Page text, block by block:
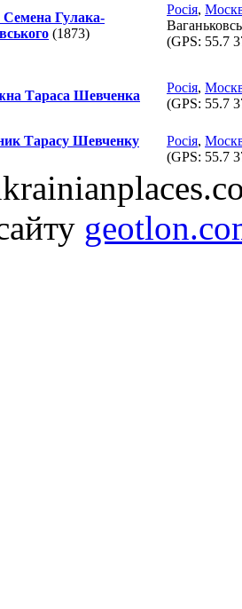
Гулака-
(1873)
Росія,
(GPS: 55.7
Тараса Шевченка
Росія,
(GPS: 55.7
Тарасу Шевченку
Росія,
(GPS: 55.7